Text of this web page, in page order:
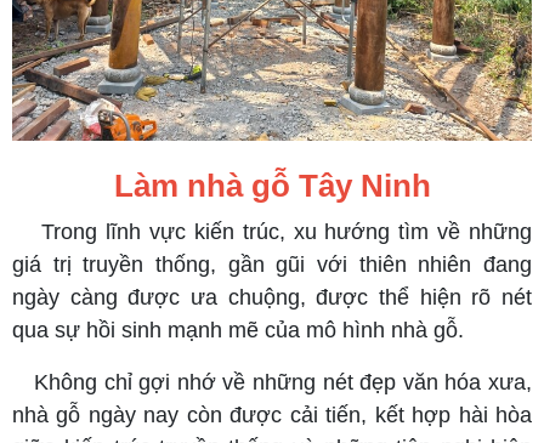
Làm nhà gỗ Tây Ninh
Trong lĩnh vực kiến trúc, xu hướng tìm về những
giá trị truyền thống, gần gũi với thiên nhiên đang
ngày càng được ưa chuộng, được thể hiện rõ nét
qua sự hồi sinh mạnh mẽ của mô hình nhà gỗ.
Không chỉ gợi nhớ về những nét đẹp văn hóa xưa,
nhà gỗ ngày nay còn được cải tiến, kết hợp hài hòa